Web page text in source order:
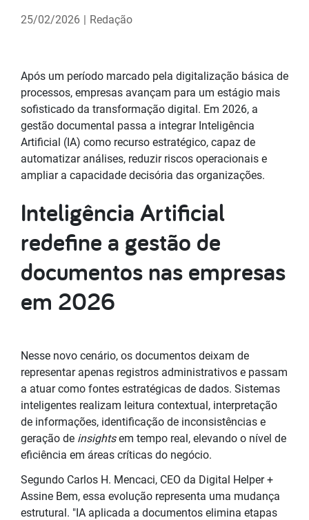
25/02/2026 | Redação
Após um período marcado pela digitalização básica de
processos, empresas avançam para um estágio mais
sofisticado da transformação digital. Em 2026, a
gestão documental passa a integrar Inteligência
Artificial (IA) como recurso estratégico, capaz de
automatizar análises, reduzir riscos operacionais e
ampliar a capacidade decisória das organizações.
Inteligência Artificial
redefine a gestão de
documentos nas empresas
em 2026
Nesse novo cenário, os documentos deixam de
representar apenas registros administrativos e passam
a atuar como fontes estratégicas de dados. Sistemas
inteligentes realizam leitura contextual, interpretação
de informações, identificação de inconsistências e
geração de insightsem tempo real, elevando o nível de
eficiência em áreas críticas do negócio.
Segundo Carlos H. Mencaci, CEO da Digital Helper +
Assine Bem, essa evolução representa uma mudança
estrutural. "IA aplicada a documentos elimina etapas